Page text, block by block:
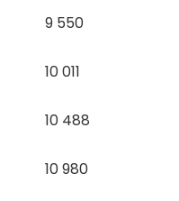
9 550
10 011
10 488
10 980